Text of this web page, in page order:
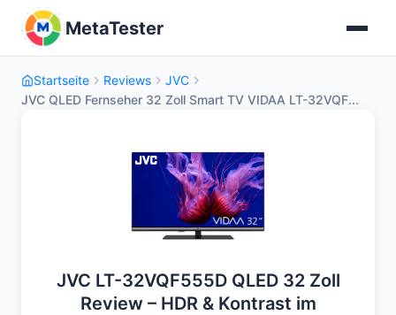
MetaTester
Startseite Reviews
JVC
JVC QLED Fernseher 32 Zoll Smart TV VIDAA LT-32VQF...
JVC LT-32VQF555D QLED 32 Zoll
Review – HDR & Kontrast im